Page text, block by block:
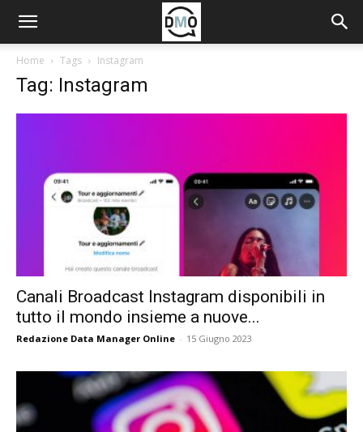
Home Tags Instagram
Tag: Instagram
Canali Broadcast Instagram disponibili in
tutto il mondo insieme a nuove...
Redazione Data Manager Online - 15 Giugno 2023